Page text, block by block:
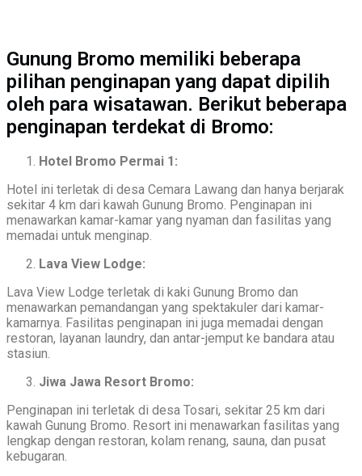
Gunung Bromo memiliki beberapa
pilihan penginapan yang dapat dipilih
oleh para wisatawan. Berikut beberapa
penginapan terdekat di Bromo:
Hotel Bromo Permai 1:
Hotel ini terletak di desa Cemara Lawang dan hanya berjarak
sekitar 4 km dari kawah Gunung Bromo. Penginapan ini
menawarkan kamar-kamar yang nyaman dan fasilitas yang
memadai untuk menginap.
Lava View Lodge:
Lava View Lodge terletak di kaki Gunung Bromo dan
menawarkan pemandangan yang spektakuler dari kamar-
kamarnya. Fasilitas penginapan ini juga memadai dengan
restoran, layanan laundry, dan antar-jemput ke bandara atau
stasiun.
Jiwa Jawa Resort Bromo:
Penginapan ini terletak di desa Tosari, sekitar 25 km dari
kawah Gunung Bromo. Resort ini menawarkan fasilitas yang
lengkap dengan restoran, kolam renang, sauna, dan pusat
kebugaran.